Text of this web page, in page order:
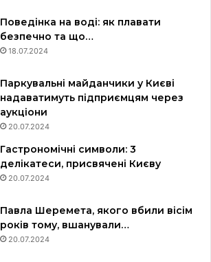
Поведінка на воді: як плавати
безпечно та що…
18.07.2024
Паркувальні майданчики у Києві
надаватимуть підприємцям через
аукціони
20.07.2024
Гастрономічні символи: 3
делікатеси, присвячені Києву
20.07.2024
Павла Шеремета, якого вбили вісім
років тому, вшанували…
20.07.2024